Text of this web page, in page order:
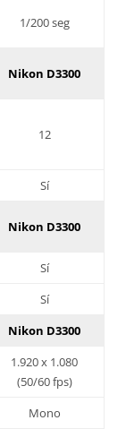
1/200 seg
Nikon D3300
12
Sí
Nikon D3300
Sí
Sí
Nikon D3300
1.920 x 1.080
(50/60 fps)
Mono